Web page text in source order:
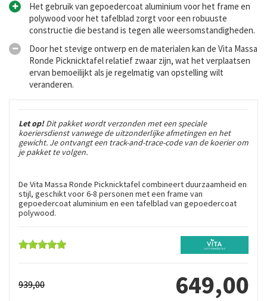
Het gebruik van gepoedercoat aluminium voor het frame en
polywood voor het tafelblad zorgt voor een robuuste
constructie die bestand is tegen alle weersomstandigheden.
Door het stevige ontwerp en de materialen kan de Vita Massa
Ronde Picknicktafel relatief zwaar zijn, wat het verplaatsen
ervan bemoeilijkt als je regelmatig van opstelling wilt
veranderen.
Let op!Dit pakket wordt verzonden met een speciale
koeriersdienst vanwege de uitzonderlijke afmetingen en het
gewicht. Je ontvangt een track-and-trace-code van de koerier om
je pakket te volgen.
De Vita Massa Ronde Picknicktafel combineert duurzaamheid en
stijl, geschikt voor 6-8 personen met een frame van
gepoedercoat aluminium en een tafelblad van gepoedercoat
polywood.
939,00 649,00